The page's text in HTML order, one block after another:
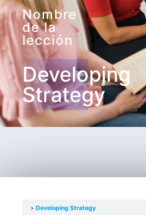
Nombre
de la
lección
Developing
Strategy
Developing Strategy